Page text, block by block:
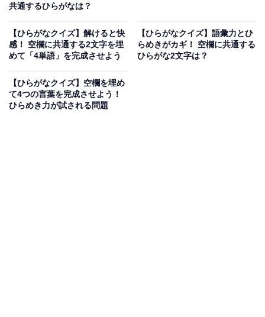
持っている、子どもを健やかに成長させるための教育的
共通するひらがなは？
【ひらがなクイズ】解けると快
感！ 空欄に共通する2文字を埋
めて「4単語」を完成させよう
【ひらがなクイズ】語彙力とひ
らめきがカギ！ 空欄に共通する
ひらがな2文字は？
【ひらがなクイズ】空欄を埋め
て4つの言葉を完成させよう！
ひらめき力が試される問題